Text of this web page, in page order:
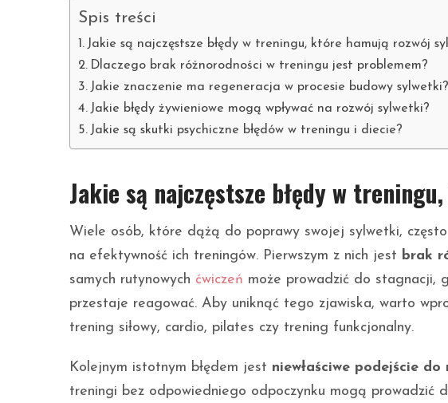
Spis treści
Jakie są najczęstsze błędy w treningu, które hamują rozwój
Dlaczego brak różnorodności w treningu jest problemem?
Jakie znaczenie ma regeneracja w procesie budowy sylwetki?
Jakie błędy żywieniowe mogą wpływać na rozwój sylwetki?
Jakie są skutki psychiczne błędów w treningu i diecie?
Jakie są najczęstsze błędy w
Wiele osób, które dążą do poprawy swojej sylwetki,
na efektywność ich treningów. Pierwszym z nich jest brak
samych rutynowych ćwiczeń może prowadzić do stagnacji,
przestaje reagować. Aby uniknąć tego zjawiska, warto
trening siłowy, cardio, pilates czy trening funkcjonalny.
Kolejnym istotnym błędem jest niewłaściwe podejście
treningi bez odpowiedniego odpoczynku mogą prowadzić